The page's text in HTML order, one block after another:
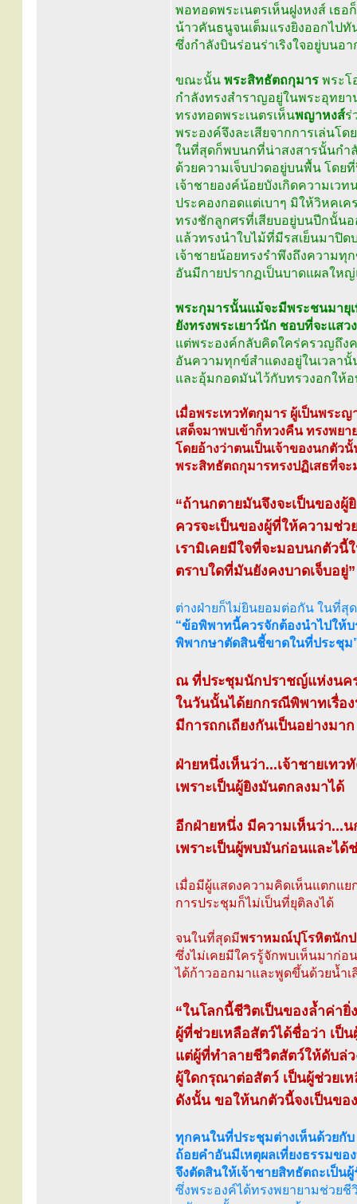
พอทอดพระเนตรเห็นฝูงหงส์ เธ
น้าวคันธนูจนเต็มแรงยิงออกไป
ซึ่งกำลังบินร่อนร่าเริงใจอยู่บนอ
ขณะนั้น พระสิทธัตถกุมาร พระโ
กำลังทรงสำราญอยู่ในพระอุทย
ทรงทอดพระเนตรเห็นพญาหงส์ร่
พระองค์จึงละเสียจากการเล่นโ
ในที่สุดก็พบนกที่น่าสงสารนั้นกำ
ด้วยความเจ็บปวดอยู่บนพื้น โดย
เจ้าชายองค์น้อยบังเกิดความเว
ประคองกอดแต่เบาๆ มิให้วิหคเค
ทรงชักลูกศรที่เสียบอยู่บนปีกนั้นอ
แล้วทรงนำใบไม้ที่มีรสเย็นมาปิ
เจ้าชายน้อยทรงรำพึงถึงความทุ
อันมีกายปรากฏเป็นบาดแผลให
พระกุมารนั้นแม้จะมีพระชนมายุ
ยังทรงพระเยาว์นัก ชอบที่จะแสว
แต่พระองค์กลับคิดใคร่ครวญถึง
อันความทุกข์สำแดงอยู่ในเวลา
และอุ้มกอดมันไว้กับทรวงอกให้
เมื่อพระเทวทัตกุมาร ผู้เป็นพระ
เสด็จมาพบเข้าก็ทวงคืน ทรงพยา
โดยอ้างว่าตนเป็นเจ้าของนกตัว
พระสิทธัตถกุมารทรงปฏิเสธที่จ
“ถ้านกตายมันจึงจะเป็นของผู้
ควรจะเป็นของผู้ที่ให้ความช่ว
เรามิเคยมีใจที่จะมอบนกตัวนี้
ตราบใดที่มันยังคงบาดเจ็บอยู่”
ต่างฝ่ายก็ไม่ยินยอมต่อกัน ในที่สุ
“ข้อพิพาทนี้ควรจักต้องนำไปให้
พิพากษาตัดสินชี้ขาดในที่ประชุม
ณ ที่ประชุมนักปราชญ์แห่งนค
ในวันนั้นได้ยกกรณีพิพาทเรื่อ
มีการถกเถียงกันเป็นอย่างมาก
ฝ่ายหนึ่งเห็นว่า...เจ้าชายเทว
เพราะเป็นผู้ยิงมันตกลงมาได้
อีกฝ่ายหนึ่ง มีความเห็นว่า...
เพราะเป็นผู้พบมันก่อนและได้
เมื่อมีผู้แสดงความคิดเห็นแตกแย
การประชุมก็ไม่เป็นที่ยุติลงได้
จนในที่สุดมีพราหมณ์ปุโรหิตนัก
ซึ่งไม่เคยมีใครรู้จักพบเห็นมาก่อน
ได้ก้าวออกมาและพูดขึ้นด้วยน้ำ
“ในโลกนี้ชีวิตเป็นของล้ำค่า
ผู้ที่ช่วยเหลือสัตว์ได้ชื่อว่า เป็
แต่ผู้ที่ทำลายชีวิตสัตว์ให้ดับล่
ผู้ใดกรุณาต่อสัตว์ เป็นผู้ช่วยเ
ดังนั้น ขอให้นกตัวนี้จงเป็นขอ
ทุกคนในที่ประชุมต่างเห็นด้วยกับ
ถ้อยคำอันมีเหตุผลเที่ยงธรรมข
จึงตัดสินให้เจ้าชายสิทธัตถะเป็นผู้
ซึ่งพระองค์ได้ทรงพยายามช่วยชี